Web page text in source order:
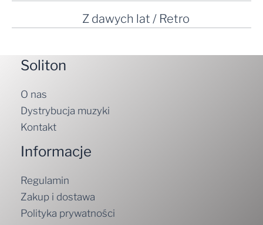
Z dawych lat / Retro
Soliton
O nas
Dystrybucja muzyki
Kontakt
Informacje
Regulamin
Zakup i dostawa
Polityka prywatności